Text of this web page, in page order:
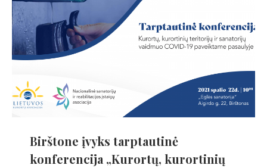
Birštone įvyks tarptautinė
konferencija „Kurortų, kurortinių